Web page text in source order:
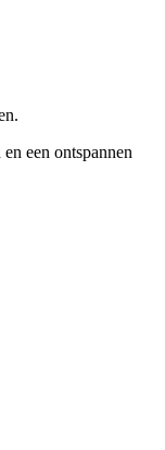
een ontspannen